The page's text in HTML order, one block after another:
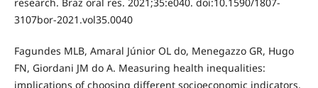
3107bor-2021.vol35.0040
Fagundes MLB, Amaral Júnior OL do, Menegazzo GR, Hugo
FN, Giordani JM do A. Measuring health inequalities:
implications of choosing different socioeconomic indicators.